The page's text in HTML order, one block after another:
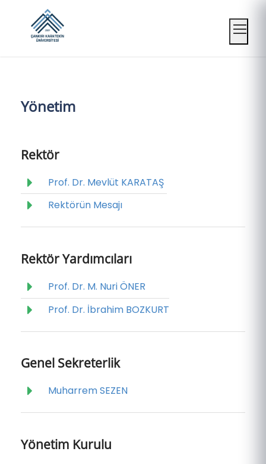
Mobil
Yönetim
Rektör
Prof. Dr. Mevlüt KARATAŞ
Rektörün Mesajı
Rektör Yardımcıları
Prof. Dr. M. Nuri ÖNER
Prof. Dr. İbrahim BOZKURT
Genel Sekreterlik
Muharrem SEZEN
Yönetim Kurulu